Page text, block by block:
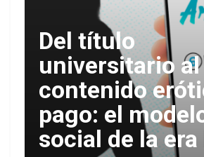
Del título
universitario al
contenido
pago: el
social de la